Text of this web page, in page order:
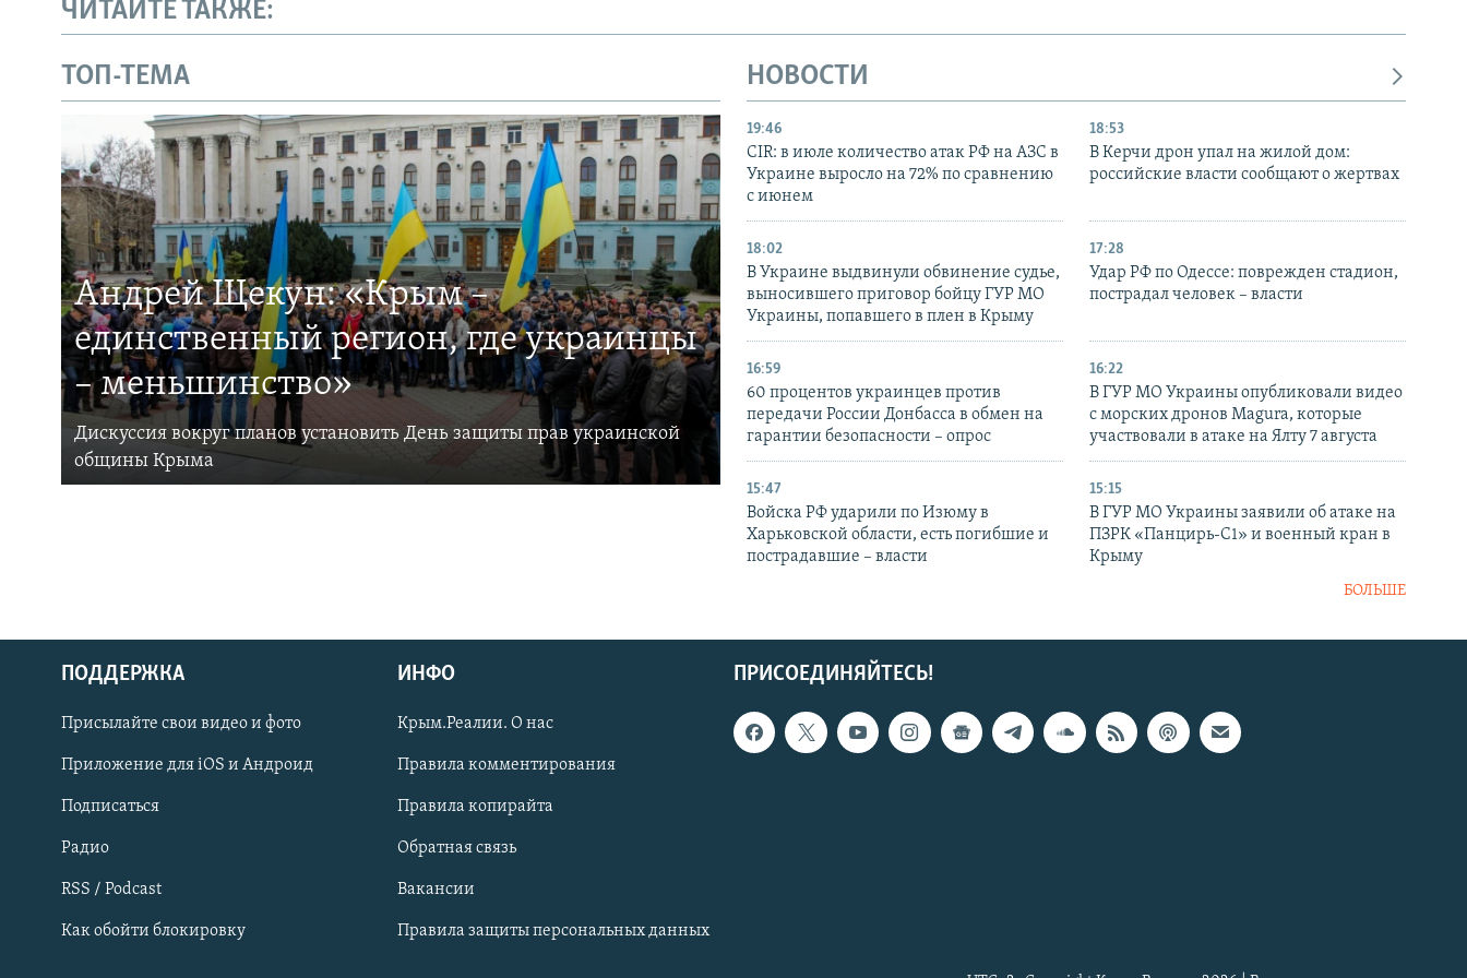
Українською
Qırımtatar
ПРИСОЕДИНЯЙТЕСЬ!
ЧИТАЙТЕ ТАКЖЕ:
ТОП-ТЕМА
Андрей Щекун: «Крым –
единственный регион, где украинцы
– меньшинство»
Дискуссия вокруг планов установить День защиты прав украинской
общины Крыма
НОВОСТИ
19:46
CIR: в июле количество атак РФ на АЗС в
Украине выросло на 72% по сравнению
с июнем
18:53
В Керчи дрон упал на жилой дом:
российские власти сообщают о жертвах
18:02
В Украине выдвинули обвинение судье,
выносившего приговор бойцу ГУР МО
Украины, попавшего в плен в Крыму
17:28
Удар РФ по Одессе: поврежден стадион,
пострадал человек – власти
16:59
60 процентов украинцев против
передачи России Донбасса в обмен на
гарантии безопасности – опрос
16:22
В ГУР МО Украины опубликовали видео
с морских дронов Magura, которые
участвовали в атаке на Ялту 7 августа
15:47
Войска РФ ударили по Изюму в
Харьковской области, есть погибшие и
пострадавшие – власти
15:15
В ГУР МО Украины заявили об атаке на
ПЗРК «Панцирь-С1» и военный кран в
Крыму
БОЛЬШЕ
ПРИСОЕДИНЯЙТЕСЬ!
ПОДДЕРЖКА
Присылайте свои видео и фото
Приложение для iOS и Андроид
Подписаться
Радио
RSS / Podcast
Как обойти блокировку
ИНФО
Крым.Реалии. О нас
Правила комментирования
Правила копирайта
Обратная связь
Вакансии
Правила защиты персональных данных